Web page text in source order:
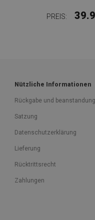
PREIS:
Nützliche Informationen
Rückgabe und
Satzung
Datenschutzerklärung
Lieferung
Rücktrittsrecht
Zahlungen